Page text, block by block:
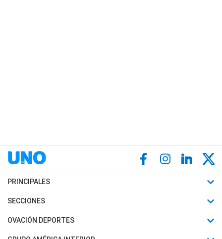
PRINCIPALES
Últimas Noticias
Política
SECCIONES
Horóscopo
Motores
OVACIÓN DEPORTES